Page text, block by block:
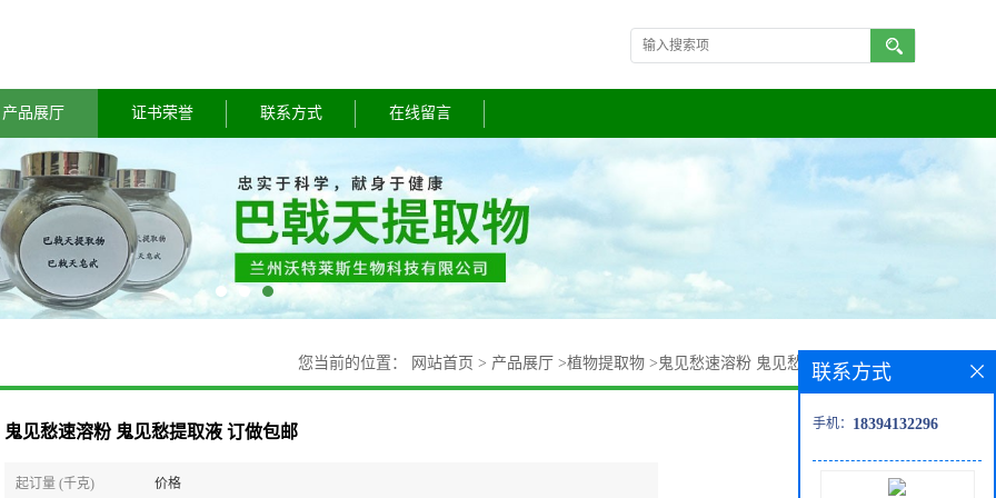
产品展厅 证书荣誉 联系方式 在线留言
您当前的位置： 网站首页 > 产品展厅 >植物提取物 > 鬼见愁速溶粉 鬼见愁提取液 订做包邮
鬼见愁速溶粉 鬼见愁提取液 订做包邮
起订量 (千克) 价格
联系方式
手机： 18394132296